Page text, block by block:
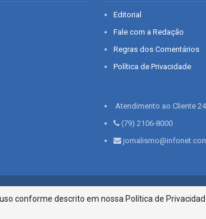
Editorial
Fale com a Redação
Regras dos Comentários
Política de Privacidade
Atendimento ao Cliente
(79) 2106-8000
Silveira 276, Bairro São José | Aracaju-SE, CEP 49015-030,
conforme descrito em nossa Política de